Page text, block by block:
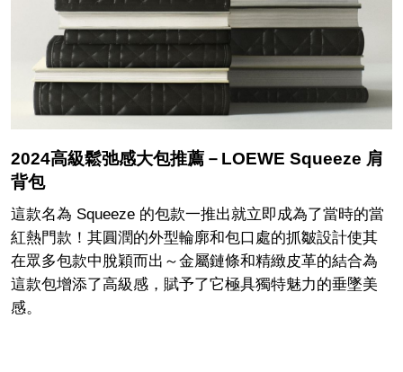
2024高級鬆弛感大包推薦－LOEWE Squeeze 肩
背包
這款名為 Squeeze 的包款一推出就立即成為了當時的當
紅熱門款！其圓潤的外型輪廓和包口處的抓皺設計使其
在眾多包款中脫穎而出～金屬鏈條和精緻皮革的結合為
這款包增添了高級感，賦予了它極具獨特魅力的垂墜美
感。